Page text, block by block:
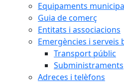
Equipaments
Guia de comerç
Entitats i associacions
Emergències i serveis
Transport públic
Subministraments
Adreces i telèfons